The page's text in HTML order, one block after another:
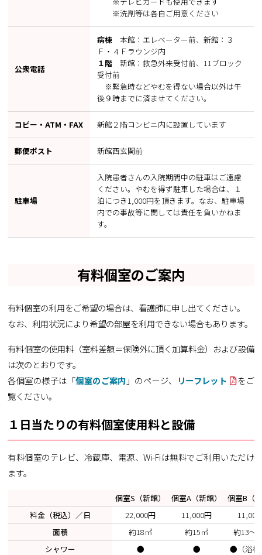
※洗剤等は各自ご用意ください
公衆電話
病棟 本館：エレベーター前、新館：３
Ｆ・４Ｆラウンジ内
１階 新館：救急外来受付前、11ブロック
受付前
※緊急時などやむを得ない場合以外は午
後９時までに済ませてください。
コピー・ATM・FAX 新館２階コンビニ内に設置しています
郵便ポスト 新館西玄関前
駐車場
入院患者さんの入院期間中の駐車はご遠慮
ください。やむを得ず駐車した場合は、１
泊につき1,000円を頂きます。なお、駐車場
内での事故等に関しては責任を負いかねま
す。
有料個室のご案内
有料個室の利用をご希望の場合は、看護師に申し出てください。
なお、利用状況により希望の部屋を利用できない場合もあります。
有料個室の使用料（室料差額＝保険外に頂く加算料金）および設備
は次のとおりです。
各個室の様子は「個室のご案内 」のページ、 リーフレット
をご
覧ください。
１日当たりの有料個室使用料と設備
有料個室のテレビ、冷蔵庫、電源、Wi-Fiは無料でご利用いただけ
ます。
個室S（新館） 個室A（新館）
個室B（
料金（税込）／日
22,000円 11,000円
面積
約18㎡ 約15㎡
約13～
シャワー
● ●
●（浴槽